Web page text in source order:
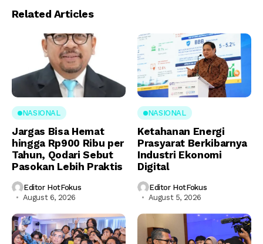
Related Articles
NASIONAL
Jargas Bisa Hemat
hingga Rp900 Ribu per
Tahun, Qodari Sebut
Pasokan Lebih Praktis
Editor HotFokus
August 6, 2026
NASIONAL
Ketahanan Energi
Prasyarat Berkibarnya
Industri Ekonomi
Digital
Editor HotFokus
August 5, 2026